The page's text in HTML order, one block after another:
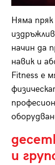
Няма
начин да
навик и
Fitness е
и